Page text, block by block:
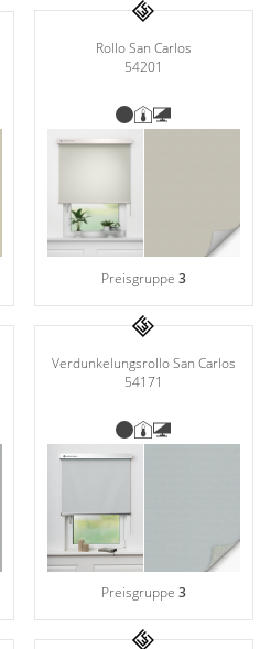
Rollo San Carlos
54201
Preisgruppe 3
Verdunkelungsrollo San Carlos
54171
Preisgruppe 3